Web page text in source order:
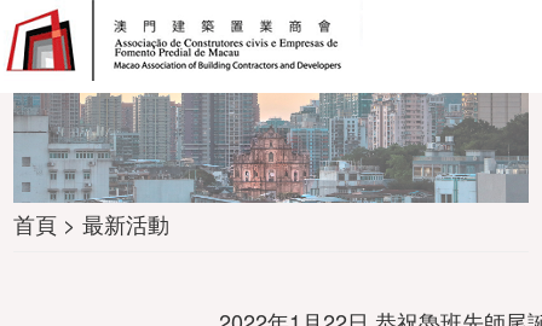
首頁 > 最新活動